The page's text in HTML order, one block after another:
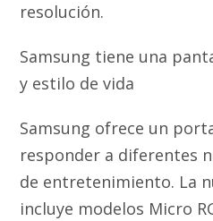
resolución.
Samsung tiene una
y estilo de vida
Samsung ofrece un
responder a diferentes
de entretenimiento. La
incluye modelos Micro